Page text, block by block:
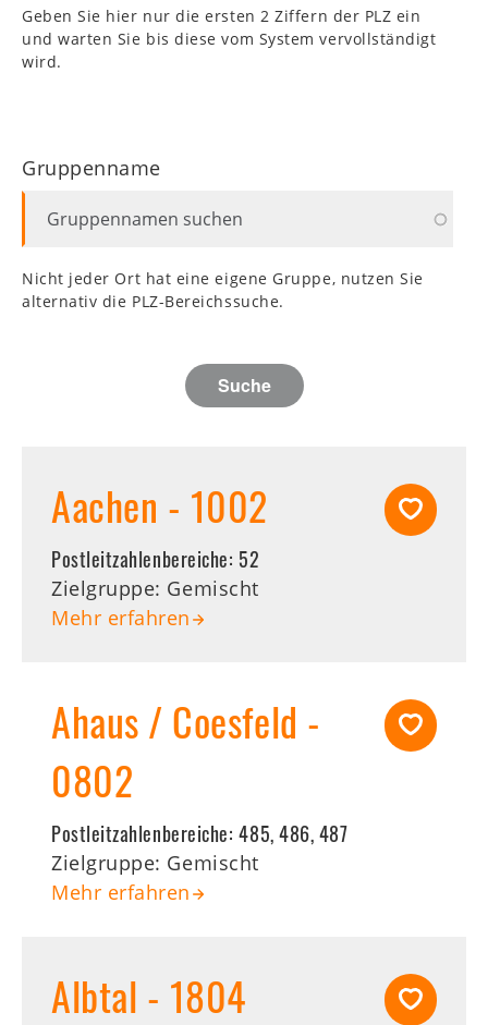
Geben Sie hier nur die ersten 2 Ziffern der PLZ ein
und warten Sie bis diese vom System vervollständigt
wird.
Gruppenname
Nicht jeder Ort hat eine eigene Gruppe, nutzen Sie
alternativ die PLZ-Bereichssuche.
Aachen - 1002
Postleitzahlenbereiche: 52
Zielgruppe: Gemischt
Mehr erfahren
Ahaus / Coesfeld -
0802
Postleitzahlenbereiche: 485, 486, 487
Zielgruppe: Gemischt
Mehr erfahren
Albtal - 1804